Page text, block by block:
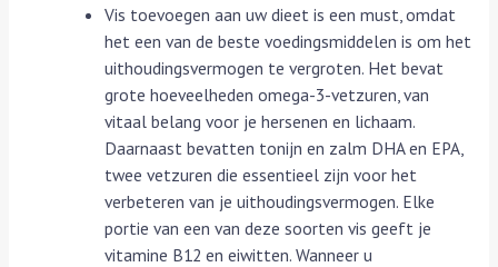
Vis toevoegen aan uw dieet is een must, omdat
het een van de beste voedingsmiddelen is om het
uithoudingsvermogen te vergroten. Het bevat
grote hoeveelheden omega-3-vetzuren, van
vitaal belang voor je hersenen en lichaam.
Daarnaast bevatten tonijn en zalm DHA en EPA,
twee vetzuren die essentieel zijn voor het
verbeteren van je uithoudingsvermogen. Elke
portie van een van deze soorten vis geeft je
vitamine B12 en eiwitten. Wanneer u